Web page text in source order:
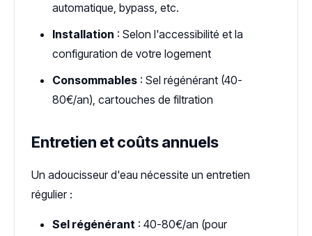
automatique, bypass, etc.
Installation : Selon l'accessibilité et la
configuration de votre logement
Consommables : Sel régénérant (40-
80€/an), cartouches de filtration
Entretien et coûts annuels
Un adoucisseur d'eau nécessite un entretien
régulier :
Sel régénérant : 40-80€/an (pour